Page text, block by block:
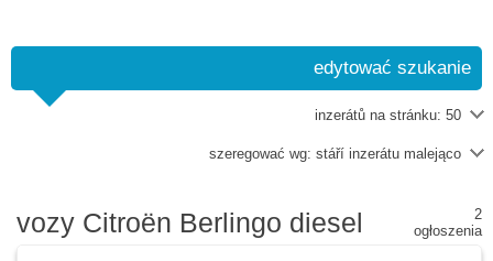
edytować szukanie
inzerátů na stránku: 50
szeregować wg: stáří inzerátu malejąco
vozy Citroën Berlingo diesel
2
ogłoszenia